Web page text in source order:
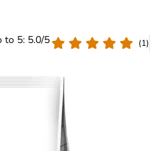
to 5: 5.0/5
(1)